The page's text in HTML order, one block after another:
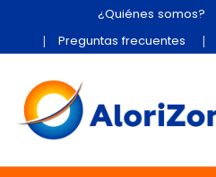
¿Quiénes somos?
Preguntas frecuentes